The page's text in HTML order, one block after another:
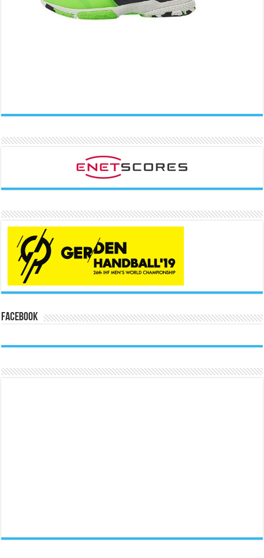
Facebook